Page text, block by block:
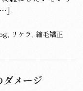
, リケラ , 縮毛矯正
メージ